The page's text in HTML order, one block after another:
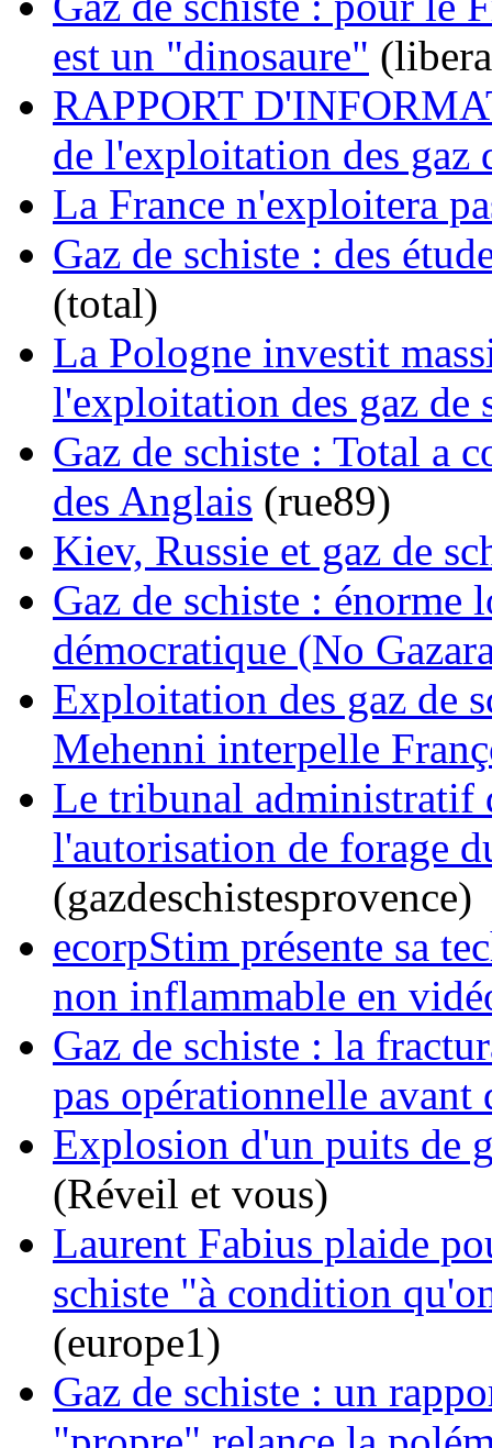
est un "dinosaure"
RAPPORT
de l'exploitation des gaz
La France n'exploitera
Gaz de schiste : des
(total)
La Pologne investit
l'exploitation des gaz de
Gaz de schiste : Total a
des Anglais (rue89)
Kiev, Russie et gaz de
Gaz de schiste :
démocratique (No
Exploitation des gaz de
Mehenni interpelle
Le tribunal administratif
l'autorisation de forage
(gazdeschistesprovence)
ecorpStim présente sa
non inflammable en
Gaz de schiste : la
pas opérationnelle avant
Explosion d'un puits de
(Réveil et vous)
Laurent Fabius plaide
schiste "à condition
(europe1)
Gaz de schiste : un